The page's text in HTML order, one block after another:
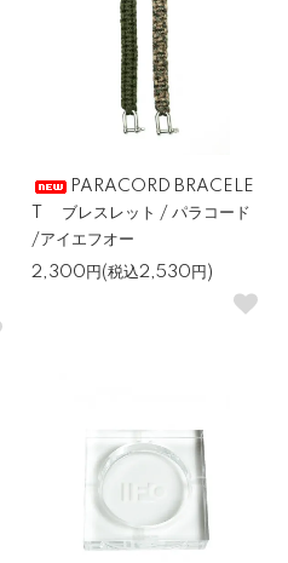
PARACORD BRACELE
T ブレスレット / パラコード
/アイエフオー
2,300円(税込2,530円)